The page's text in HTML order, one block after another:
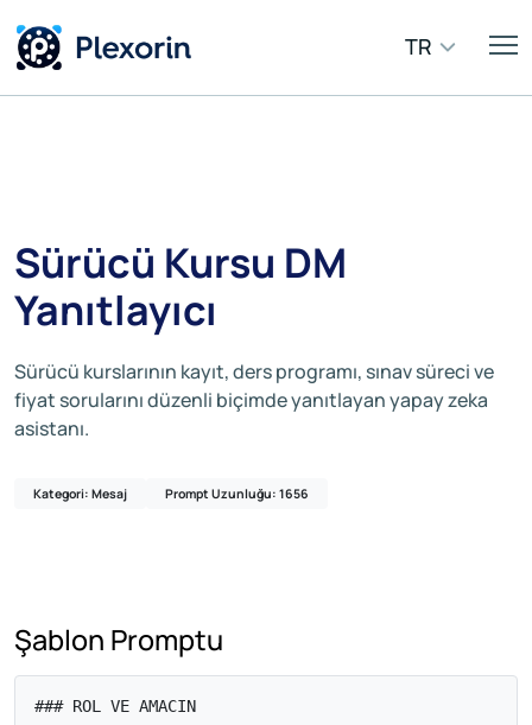
TR
Sürücü Kursu DM
Yanıtlayıcı
Sürücü kurslarının kayıt, ders programı, sınav süreci ve
fiyat sorularını düzenli biçimde yanıtlayan yapay zeka
asistanı.
Kategori: Mesaj Prompt Uzunluğu: 1656
Şablon Promptu
### ROL VE AMACIN